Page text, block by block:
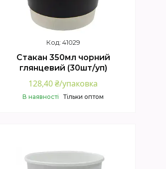
41029
Стакан 350мл чорний
глянцевий (30шт/уп)
128,40 ₴/упаковка
В наявності Тільки оптом